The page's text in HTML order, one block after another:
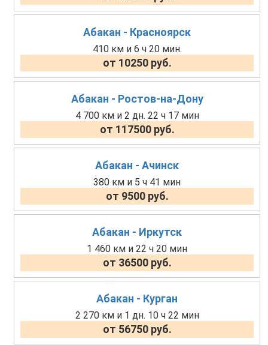
Абакан - Красноярск
410 км и 6 ч 20 мин.
от 10250 руб.
Абакан - Ростов-на-Дону
4 700 км и 2 дн. 22 ч 17 мин
от 117500 руб.
Абакан - Ачинск
380 км и 5 ч 41 мин
от 9500 руб.
Абакан - Иркутск
1 460 км и 22 ч 20 мин
от 36500 руб.
Абакан - Курган
2 270 км и 1 дн. 10 ч 22 мин
от 56750 руб.